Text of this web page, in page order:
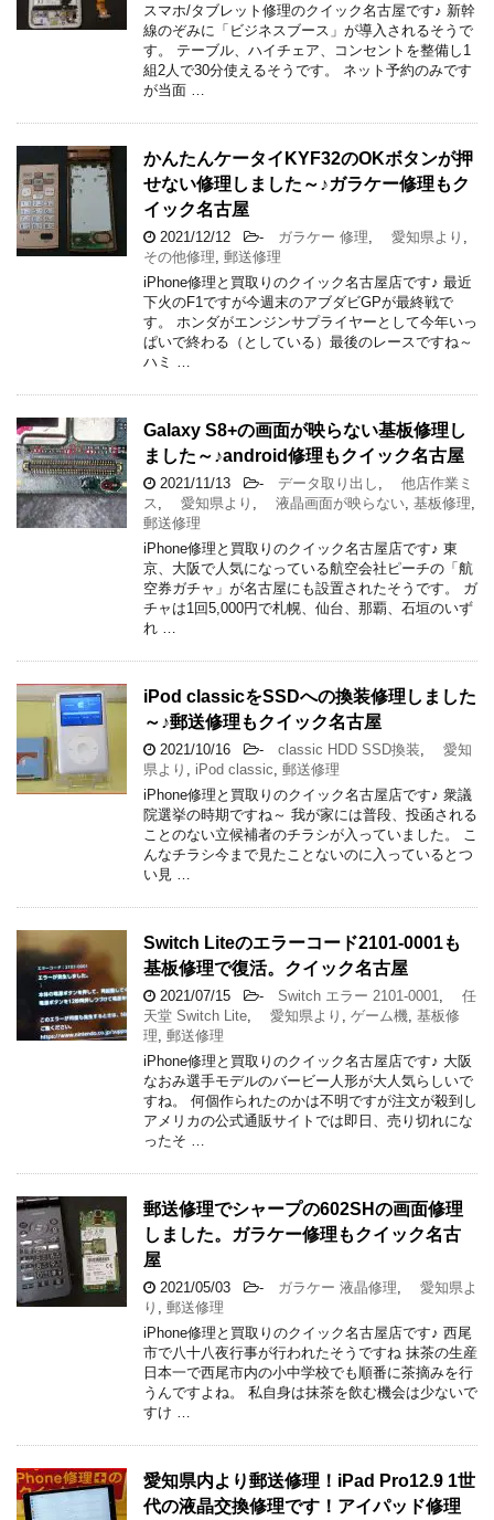
スマホ/タブレット修理のクイック名古屋です♪ 新幹
線のぞみに「ビジネスブース」が導入されるそうで
す。 テーブル、ハイチェア、コンセントを整備し1
組2人で30分使えるそうです。 ネット予約のみです
が当面 …
かんたんケータイKYF32のOKボタンが押
せない修理しました～♪ガラケー修理もク
イック名古屋
2021/12/12 - ガラケー 修理 愛知県より
その他修理 郵送修理
iPhone修理と買取りのクイック名古屋店です♪ 最近
下火のF1ですが今週末のアブダビGPが最終戦で
す。 ホンダがエンジンサプライヤーとして今年いっ
ぱいで終わる（としている）最後のレースですね～
ハミ …
Galaxy S8+の画面が映らない基板修理し
ました～♪android修理もクイック名古屋
2021/11/13 - データ取り出し
他店作業ミ
ス
愛知県より 液晶画面が映らない 基板修理
郵送修理
iPhone修理と買取りのクイック名古屋店です♪ 東
京、大阪で人気になっている航空会社ピーチの「航
空券ガチャ」が名古屋にも設置されたそうです。 ガ
チャは1回5,000円で札幌、仙台、那覇、石垣のいず
れ …
iPod classicをSSDへの換装修理しました
～♪郵送修理もクイック名古屋
2021/10/16 - classic HDD SSD換装
愛知
県より
iPod classic 郵送修理
iPhone修理と買取りのクイック名古屋店です♪ 衆議
院選挙の時期ですね～ 我が家には普段、投函される
ことのない立候補者のチラシが入っていました。 こ
んなチラシ今まで見たことないのに入っているとつ
い見 …
Switch Liteのエラーコード2101-0001も
基板修理で復活。クイック名古屋
2021/07/15 - Switch エラー 2101-0001
任
天堂 Switch Lite
愛知県より ゲーム機 基板修
理 郵送修理
iPhone修理と買取りのクイック名古屋店です♪ 大阪
なおみ選手モデルのバービー人形が大人気らしいで
すね。 何個作られたのかは不明ですが注文が殺到し
アメリカの公式通販サイトでは即日、売り切れにな
ったそ …
郵送修理でシャープの602SHの画面修理
しました。ガラケー修理もクイック名古
屋
2021/05/03 - ガラケー 液晶修理
愛知県よ
り
郵送修理
iPhone修理と買取りのクイック名古屋店です♪ 西尾
市で八十八夜行事が行われたそうですね 抹茶の生産
日本一で西尾市内の小中学校でも順番に茶摘みを行
うんですよね。 私自身は抹茶を飲む機会は少ないで
すけ …
愛知県内より郵送修理！iPad Pro12.9 1世
代の液晶交換修理です！アイパッド修理